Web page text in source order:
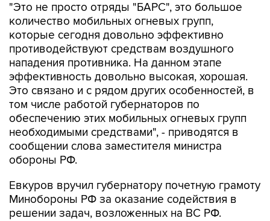
"Это не просто отряды "БАРС", это большое
количество мобильных огневых групп,
которые сегодня довольно эффективно
противодействуют средствам воздушного
нападения противника. На данном этапе
эффективность довольно высокая, хорошая.
Это связано и с рядом других особенностей, в
том числе работой губернаторов по
обеспечению этих мобильных огневых групп
необходимыми средствами", - приводятся в
сообщении слова заместителя министра
обороны РФ.
Евкуров вручил губернатору почетную грамоту
Минобороны РФ за оказание содействия в
решении задач, возложенных на ВС РФ.